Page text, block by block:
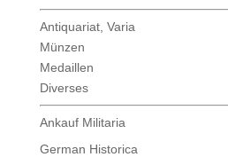
Antiquariat, Varia
Münzen
Medaillen
Diverses
Ankauf Militaria
German Historica